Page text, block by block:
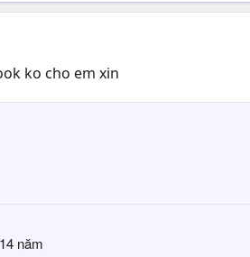
ko cho em xin
năm